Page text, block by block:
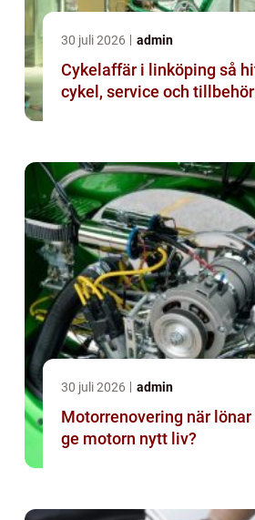
30 juli 2026 admin
Cykelaffär i linköping så hittar du rätt
cykel, service och tillbehör
30 juli 2026 admin
Motorrenovering när lönar det sig att
ge motorn nytt liv?